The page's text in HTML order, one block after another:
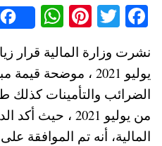
Fa
bo
ok
T
wi
tte
r
Pi
nt
er
es
t
W
ha
ts
A
pp
نشرت وزارة المالية قرار
يوليو 2021 ، موضحة
الضرائب والتأمينات كذلك
من يوليو 2021 ،
المالية، أنه تم الموافقة